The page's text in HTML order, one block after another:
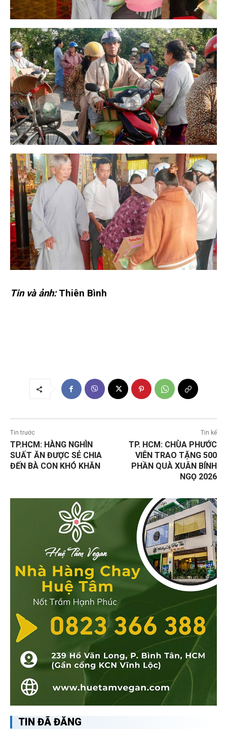
Tin và ảnh:Thiên Bình
Tin trước
TP.HCM: HÀNG NGHÌN
SUẤT ĂN ĐƯỢC SẺ CHIA
ĐẾN BÀ CON KHÓ KHĂN
Tin kế
TP. HCM: CHÙA PHƯỚC
VIÊN TRAO TẶNG 500
PHẦN QUÀ XUÂN BÍNH
NGỌ 2026
TIN ĐÃ ĐĂNG